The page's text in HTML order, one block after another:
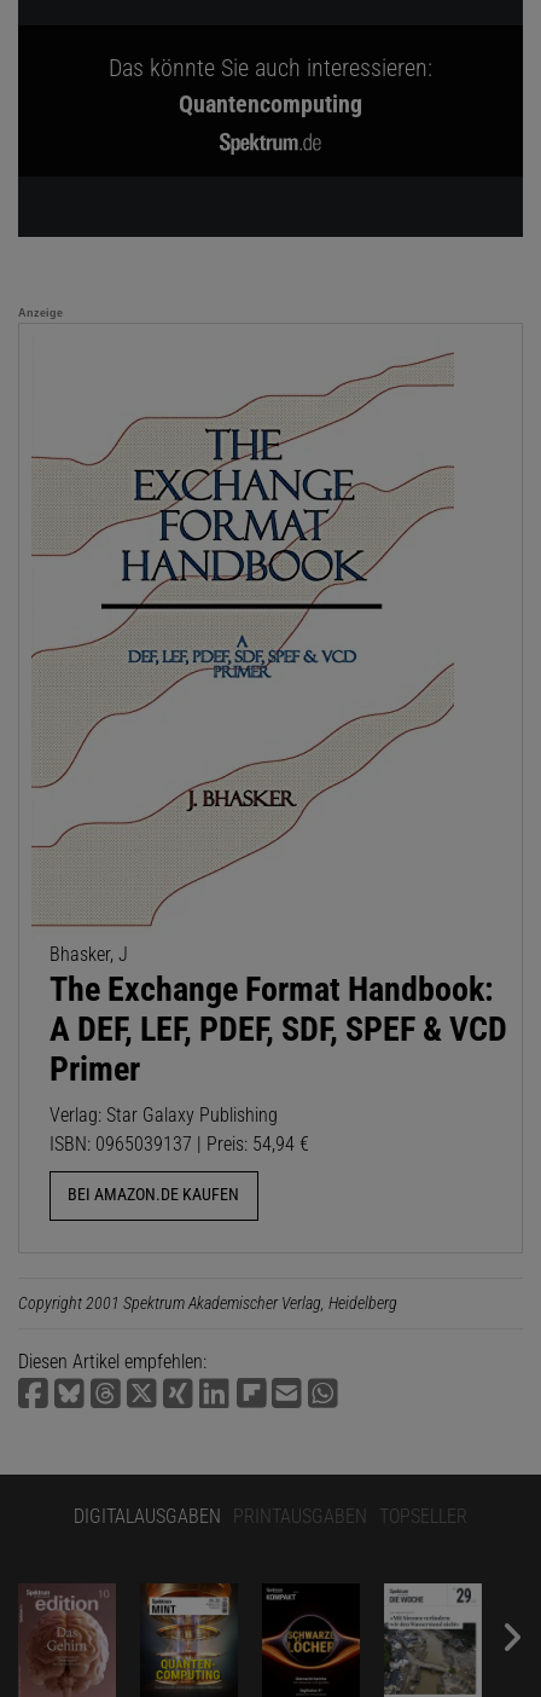
Das könnte Sie auch interessieren:
Quantencomputing
Anzeige
Bhasker, J
The Exchange Format Handbook:
A DEF, LEF, PDEF, SDF, SPEF & VCD
Primer
Verlag: Star Galaxy Publishing
ISBN: 0965039137 | Preis: 54,94 €
BEI AMAZON.DE KAUFEN
Copyright 2001 Spektrum Akademischer Verlag, Heidelberg
Diesen Artikel empfehlen:
DIGITALAUSGABEN PRINTAUSGABEN TOPSELLER